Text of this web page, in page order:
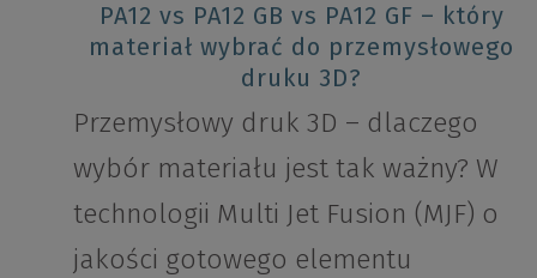
PA12 vs PA12 GB vs PA12 GF – który
materiał wybrać do przemysłowego
druku 3D?
Przemysłowy druk 3D – dlaczego
wybór materiału jest tak ważny? W
technologii Multi Jet Fusion (MJF) o
jakości gotowego elementu